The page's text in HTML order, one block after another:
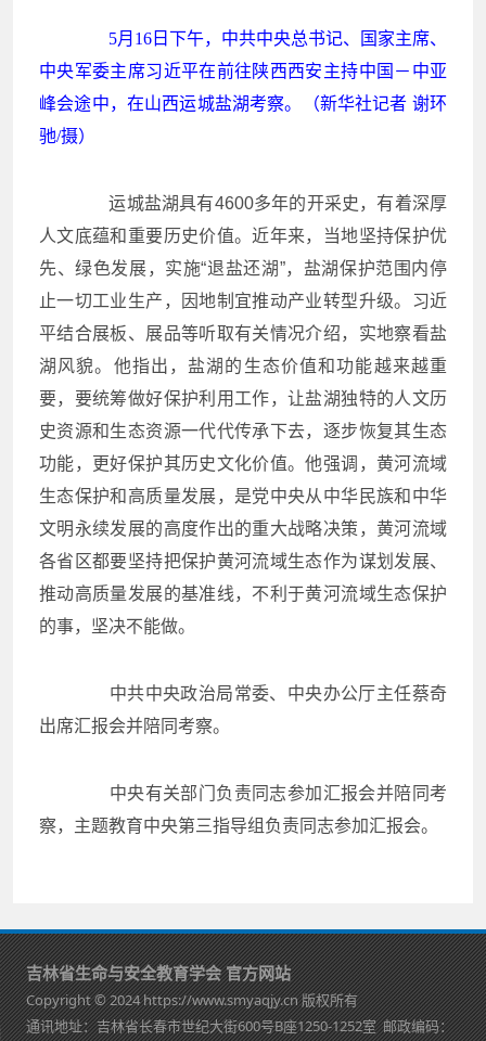
5月16日下午，中共中央总书记、国家主席、
中央军委主席习近平在前往陕西西安主持中国－中亚
峰会途中，在山西运城盐湖考察。（新华社记者 谢环
驰/摄）
运城盐湖具有4600多年的开采史，有着深厚
人文底蕴和重要历史价值。近年来，当地坚持保护优
先、绿色发展，实施“退盐还湖”，盐湖保护范围内停
止一切工业生产，因地制宜推动产业转型升级。习近
平结合展板、展品等听取有关情况介绍，实地察看盐
湖风貌。他指出，盐湖的生态价值和功能越来越重
要，要统筹做好保护利用工作，让盐湖独特的人文历
史资源和生态资源一代代传承下去，逐步恢复其生态
功能，更好保护其历史文化价值。他强调，黄河流域
生态保护和高质量发展，是党中央从中华民族和中华
文明永续发展的高度作出的重大战略决策，黄河流域
各省区都要坚持把保护黄河流域生态作为谋划发展、
推动高质量发展的基准线，不利于黄河流域生态保护
的事，坚决不能做。
中共中央政治局常委、中央办公厅主任蔡奇
出席汇报会并陪同考察。
中央有关部门负责同志参加汇报会并陪同考
察，主题教育中央第三指导组负责同志参加汇报会。
吉林省生命与安全教育学会 官方网站
Copyright © 2024 https://www.smyaqjy.cn 版权所有
通讯地址：吉林省长春市世纪大街600号B座1250-1252室 邮政编码：